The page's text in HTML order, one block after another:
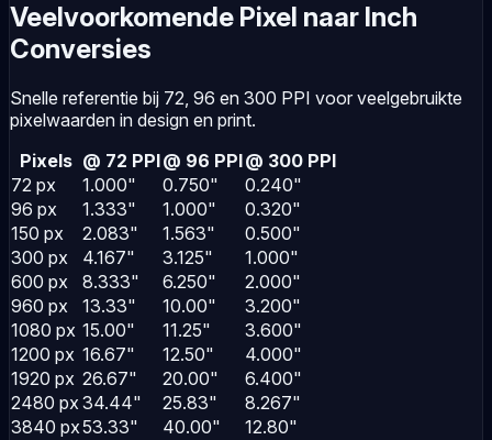
Veelvoorkomende Pixel naar Inch
Conversies
Snelle referentie bij 72, 96 en 300 PPI voor veelgebruikte
pixelwaarden in design en print.
Pixels @ 72 PPI@ 96 PPI@ 300 PPI
72 px
1.000" 0.750"
0.240"
96 px
1.333" 1.000"
0.320"
150 px
2.083" 1.563"
0.500"
300 px
4.167" 3.125"
1.000"
600 px
8.333" 6.250"
2.000"
960 px
13.33" 10.00"
3.200"
1080 px 15.00" 11.25"
3.600"
1200 px 16.67" 12.50"
4.000"
1920 px 26.67" 20.00"
6.400"
2480 px34.44" 25.83"
8.267"
3840 px53.33" 40.00"
12.80"